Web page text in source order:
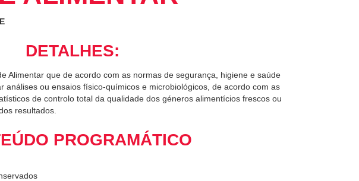
DETALHES:
Alimentar que de acordo com as normas de segurança, higiene e saúde
análises ou ensaios físico-químicos e microbiológicos, de acordo com as
de controlo total da qualidade dos géneros alimentícios frescos ou
resultados.
PROGRAMÁTICO